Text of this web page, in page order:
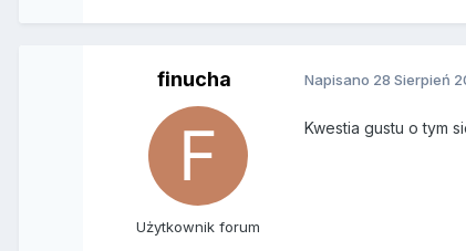
finucha
Użytkownik forum
Napisano 28 Sierpień
Kwestia gustu o tym